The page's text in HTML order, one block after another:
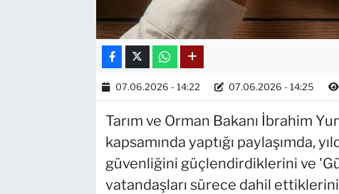
07.06.2026 - 14:22 07.06.2026 - 14:25
Tarım ve Orman Bakanı İbrahim
kapsamında yaptığı paylaşımda,
güvenliğini güçlendirdiklerini ve
vatandaşları sürece dahil ettiklerini